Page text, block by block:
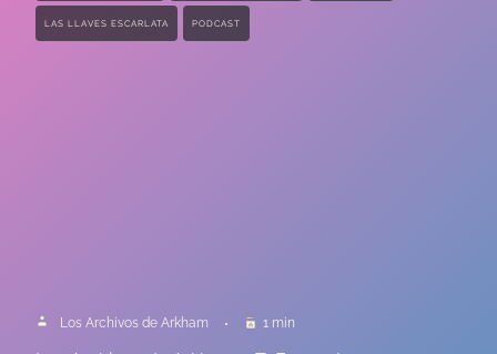
LAS LLAVES ESCARLATA PODCAST
Los Archivos de Arkham 1 min